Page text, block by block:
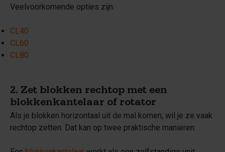
Veelvoorkomende opties zijn:
CL40
CL60
CL80
2. Zet blokken rechtop met een
blokkenkantelaar of rotator
Als je blokken horizontaal uit de mal komen, wil je ze vaak
rechtop zetten. Dat kan op twee praktische manieren: